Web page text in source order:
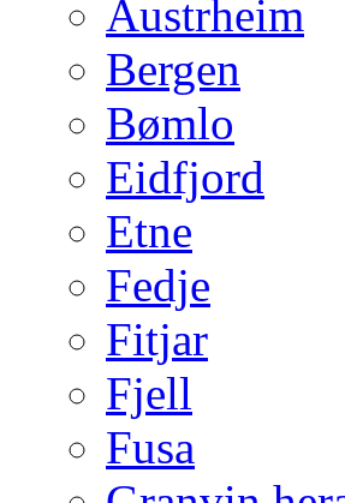
Austrheim
Bergen
Bømlo
Eidfjord
Etne
Fedje
Fitjar
Fjell
Fusa